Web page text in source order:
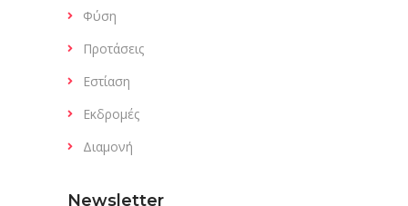
Φύση
Προτάσεις
Εστίαση
Εκδρομές
Διαμονή
Newsletter